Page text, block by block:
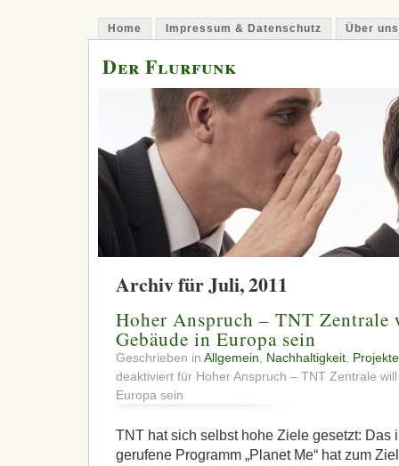
Home Impressum & Datenschutz Über uns
Der Flurfunk
Archiv für Juli, 2011
Hoher Anspruch – TNT
Gebäude in Europa sein
Geschrieben in Allgemein Nachhaltigkeit Projekte
deaktiviert für Hoher Anspruch – TNT Zentrale
Europa sein
TNT hat sich selbst hohe Ziele gesetzt: Das
gerufene Programm „Planet Me“ hat zum